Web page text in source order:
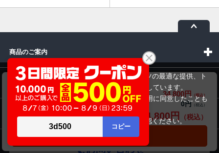
富士通 LIFEBOOK A579/BX
商品価格(税込) 34,800円
オプション小計価格(税込)
0円
商品合計価格(税込)
34,800円
カートに入れる
商品のご案内
パソコン市場について
パソコン販売以外のサービス
お問い合わせ
当サイトでは利用体験の向上およびコンテンツの最適な提供、ト
ラフィックの分析を目的としてCookieを使用しています。
サイトの閲覧を継続された場合、Cookieの利用に同意したことも
のといたします。
をご確認ください。
承諾する